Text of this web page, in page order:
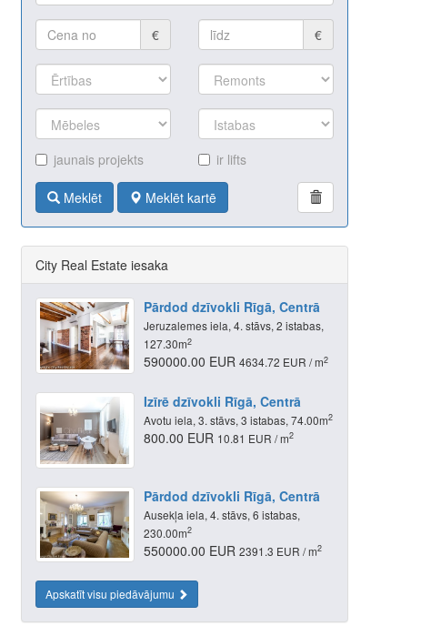
€ €
jaunais projekts ir lifts
Meklēt Meklēt kartē
City Real Estate iesaka
Pārdod dzīvokli Rīgā, Centrā
Jeruzalemes iela, 4. stāvs, 2 istabas,
127.30m2
590000.00 EUR4634.72 EUR / m2
Izīrē dzīvokli Rīgā, Centrā
Avotu iela, 3. stāvs, 3 istabas, 74.00m2
800.00 EUR 10.81 EUR / m2
Pārdod dzīvokli Rīgā, Centrā
Ausekļa iela, 4. stāvs, 6 istabas,
230.00m2
550000.00 EUR2391.3 EUR / m2
Apskatīt visu piedāvājumu